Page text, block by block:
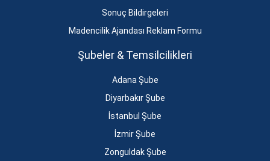
Sonuç Bildirgeleri
Madencilik Ajandası Reklam Formu
Şubeler & Temsilcilikleri
Adana Şube
Diyarbakır Şube
İstanbul Şube
İzmir Şube
Zonguldak Şube